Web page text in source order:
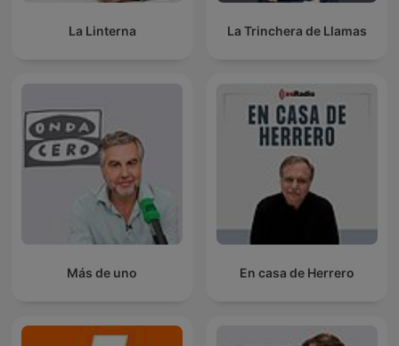
La Linterna La Trinchera de Llamas
Más de uno En casa de Herrero